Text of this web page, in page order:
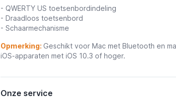
- QWERTY US toetsenbordindeling
- Draadloos toetsenbord
- Schaarmechanisme
Opmerking: Geschikt voor Mac met Bluetooth en
iOS-apparaten met iOS 10.3 of hoger.
Onze service